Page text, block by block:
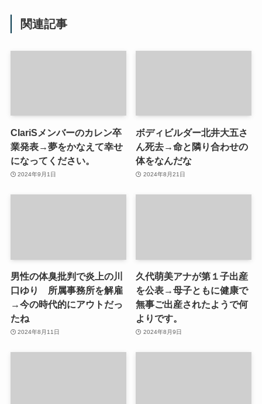
関連記事
ClariSメンバーのカレン卒
業発表→夢をかなえて幸せ
になってください。
2024年9月1日
ボディビルダー北井大五さ
ん死去→命と隣り合わせの
体をなんだな
2024年8月21日
男性の体臭批判で炎上の川
口ゆり 所属事務所を解雇
→今の時代的にアウトだっ
たね
2024年8月11日
久代萌美アナが第１子出産
を公表→母子ともに健康で
無事ご出産されたようで何
よりです。
2024年8月9日